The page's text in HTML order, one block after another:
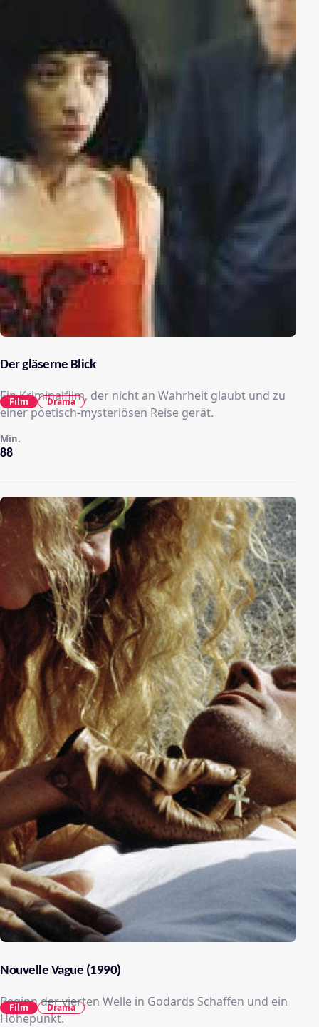
Der gläserne Blick
Ein Kriminalfilm, der nicht an Wahrheit glaubt und zu
einer poetisch-mysteriösen Reise gerät.
88
Min.
Film Drama
Nouvelle Vague (1990)
Beginn der vierten Welle in Godards Schaffen und ein
Höhepunkt.
Film Drama